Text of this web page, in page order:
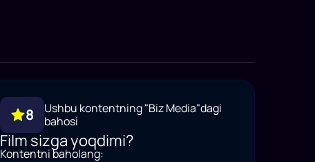
8
Ushbu kontentning "Biz Media"dagi
bahosi
Film sizga yoqdimi?
Kontentni baholang: